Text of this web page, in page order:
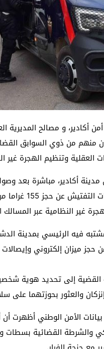
و مصالح المديرية
اثنان منهم من ذوي
العقلية وتنظيم الهجرة غير
أكادير، مباشرة بعد
إحدى مدن شمال
غير النظامية عبر المسالك
فيه الرئيسي بمدينة
ميزان إلكتروني
القضية إلى تحديد هوية
والعثور بحوزتهما على
الأمن الوطني
والشرطة القضائية بسطات